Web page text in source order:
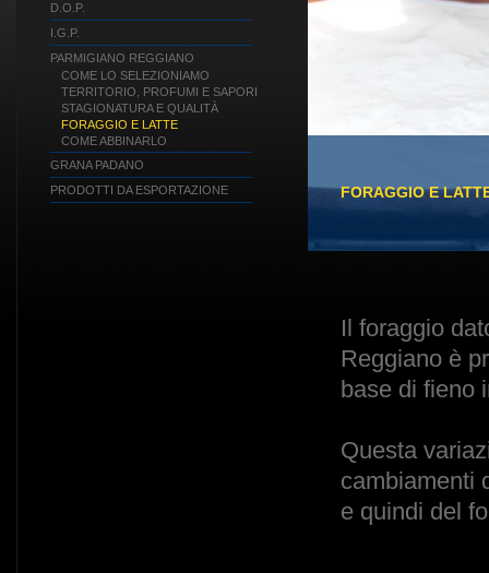
D.O.P.
I.G.P.
PARMIGIANO REGGIANO
COME LO SELEZIONIAMO
TERRITORIO, PROFUMI E SAPORI
STAGIONATURA E QUALITÀ
FORAGGIO E LATTE
COME ABBINARLO
GRANA PADANO
PRODOTTI DA ESPORTAZIONE
FORAGGIO E
Il foraggio
Reggiano è
base di fieno
Questa
cambiamenti
e quindi del